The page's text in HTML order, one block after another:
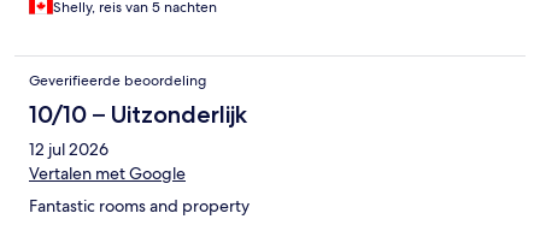
Shelly, reis van 5 nachten
Geverifieerde beoordeling
10/10 – Uitzonderlijk
12 jul 2026
Vertalen met Google
Fantastic rooms and property